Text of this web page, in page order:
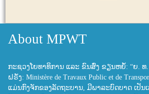
About MPWT
ກະຊວງໂຍທາທິການ ແລະ ຂົນສົ່ງ ຂຽນຫຍໍ້: “ຍ. ທ
ຝຣັ່ງ: Ministère de Travaux Public et de
ແມ່ນກົງຈັກຂອງລັດຖະບານ, ມີພາລະບົດບາດ ເປັນ